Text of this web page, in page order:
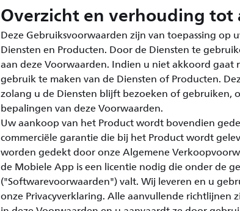
Overzicht en verhouding
Deze Gebruiksvoorwaarden zijn van toepassing
Diensten en Producten. Door de Diensten te
aan deze Voorwaarden. Indien u niet akkoord
gebruik te maken van de Diensten of Producten.
zolang u de Diensten blijft bezoeken of
bepalingen van deze Voorwaarden.
Uw aankoop van het Product wordt bovendien
commerciële garantie die bij het Product wordt
worden gedekt door onze Algemene
de Mobiele App is een licentie nodig die onder de
("Softwarevoorwaarden") valt. Wij leveren en u
onze Privacyverklaring. Alle aanvullende